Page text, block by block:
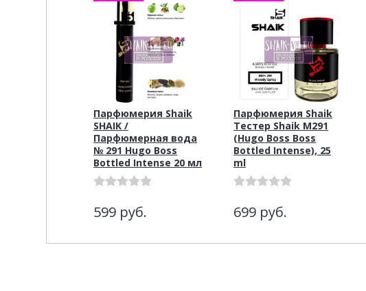
Парфюмерия Shaik
SHAIK /
Парфюмерная вода
№ 291 Hugo Boss
Bottled Intense 20 мл
599 руб.
Парфюмерия Shaik
Тестер Shaik M291
(Hugo Boss Boss
Bottled Intense), 25
ml
699 руб.